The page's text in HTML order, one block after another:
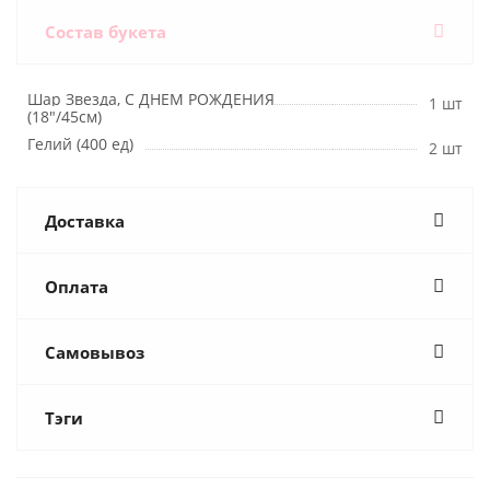
Состав букета
Шар Звезда, С ДНЕМ РОЖДЕНИЯ
(18"/45см)
1 шт
Гелий (400 ед)
2 шт
Доставка
Оплата
Самовывоз
Тэги